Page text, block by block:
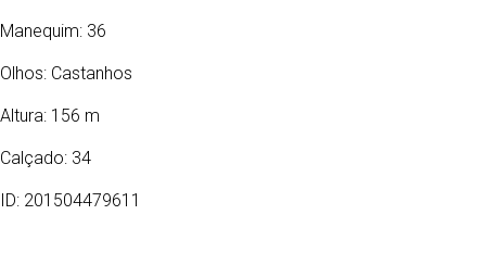
Manequim: 36
Olhos: Castanhos
Altura: 156 m
Calçado: 34
ID: 201504479611